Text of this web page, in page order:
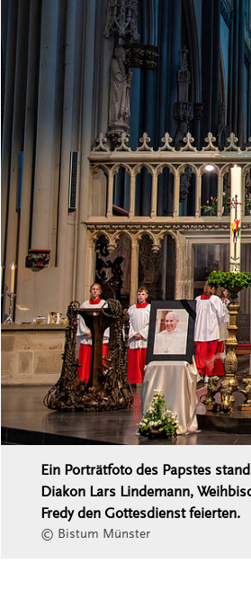
Ein Porträtfoto des Papstes
Diakon Lars Lindemann,
Fredy den Gottesdienst feierten.
© Bistum Münster